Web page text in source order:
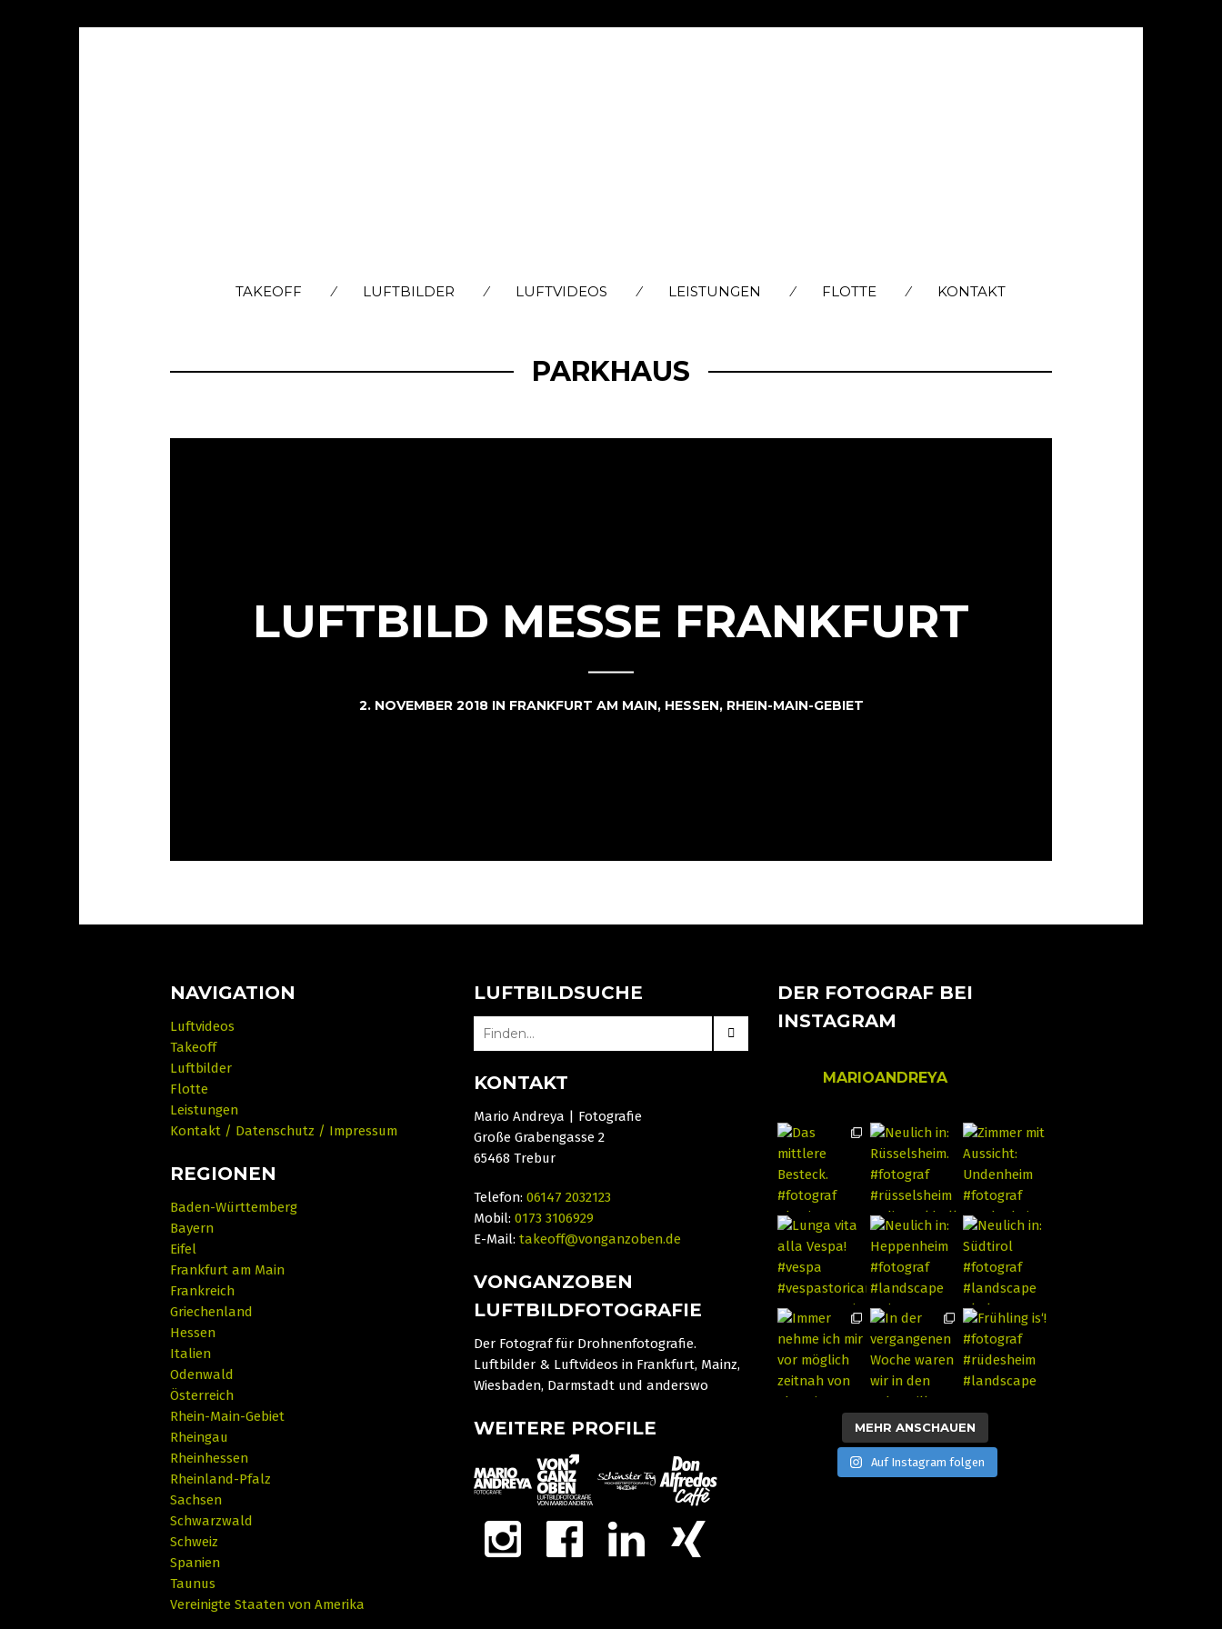
SKIP
TAKEOFF LUFTBILDER LUFTVIDEOS LEISTUNGEN FLOTTE KONTAKT
PARKHAUS
LUFTBILD MESSE FRANKFURT
2. NOVEMBER 2018 IN FRANKFURT AM MAIN, HESSEN, RHEIN-MAIN-GEBIET
NAVIGATION
Luftvideos
Takeoff
Luftbilder
Flotte
Leistungen
Kontakt / Datenschutz / Impressum
REGIONEN
Baden-Württemberg
Bayern
Eifel
Frankfurt am Main
Frankreich
Griechenland
Hessen
Italien
Odenwald
Österreich
Rhein-Main-Gebiet
Rheingau
Rheinhessen
Rheinland-Pfalz
Sachsen
Schwarzwald
Schweiz
Spanien
Taunus
Vereinigte Staaten von Amerika
LUFTBILDSUCHE
SEARCH
FOR:
KONTAKT
Mario Andreya | Fotografie
Große Grabengasse 2
65468 Trebur
Telefon:06147 2032123
Mobil:0173 3106929
E-Mail:takeoff@vonganzoben.de
VONGANZOBEN
LUFTBILDFOTOGRAFIE
Der Fotograf für Drohnenfotografie.
Luftbilder & Luftvideos in Frankfurt, Mainz,
Wiesbaden, Darmstadt und anderswo
WEITERE PROFILE
DER FOTOGRAF BEI
INSTAGRAM
MARIOANDREYA
MEHR ANSCHAUEN
Auf Instagram folgen